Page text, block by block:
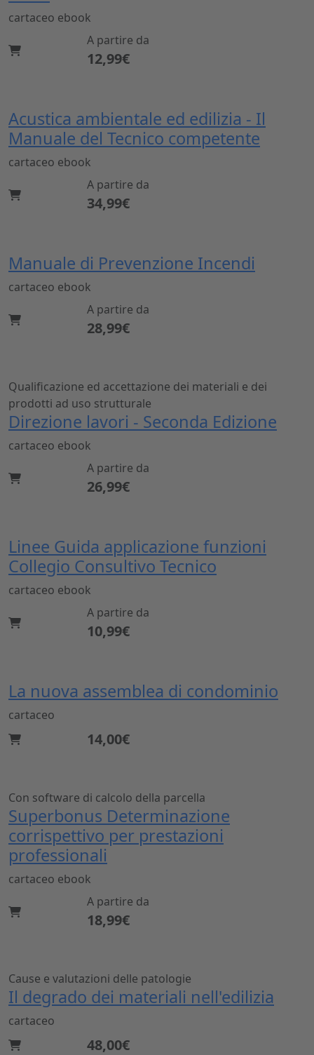
cartaceo ebook
A partire da
12,99€
Acustica ambientale ed edilizia - Il
Manuale del Tecnico competente
cartaceo ebook
A partire da
34,99€
Manuale di Prevenzione Incendi
cartaceo ebook
A partire da
28,99€
Qualificazione ed accettazione dei materiali e dei
prodotti ad uso strutturale
Direzione lavori - Seconda Edizione
cartaceo ebook
A partire da
26,99€
Linee Guida applicazione funzioni
Collegio Consultivo Tecnico
cartaceo ebook
A partire da
10,99€
La nuova assemblea di condominio
cartaceo
14,00€
Con software di calcolo della parcella
Superbonus Determinazione
corrispettivo per prestazioni
professionali
cartaceo ebook
A partire da
18,99€
Cause e valutazioni delle patologie
Il degrado dei materiali nell'edilizia
cartaceo
48,00€